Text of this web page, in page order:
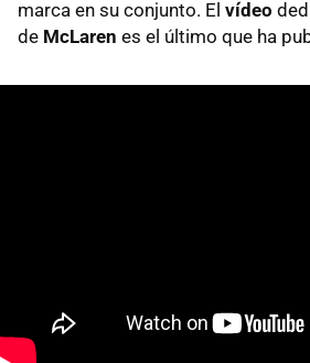
marca en su conjunto. El vídeo
de McLaren es el último que ha